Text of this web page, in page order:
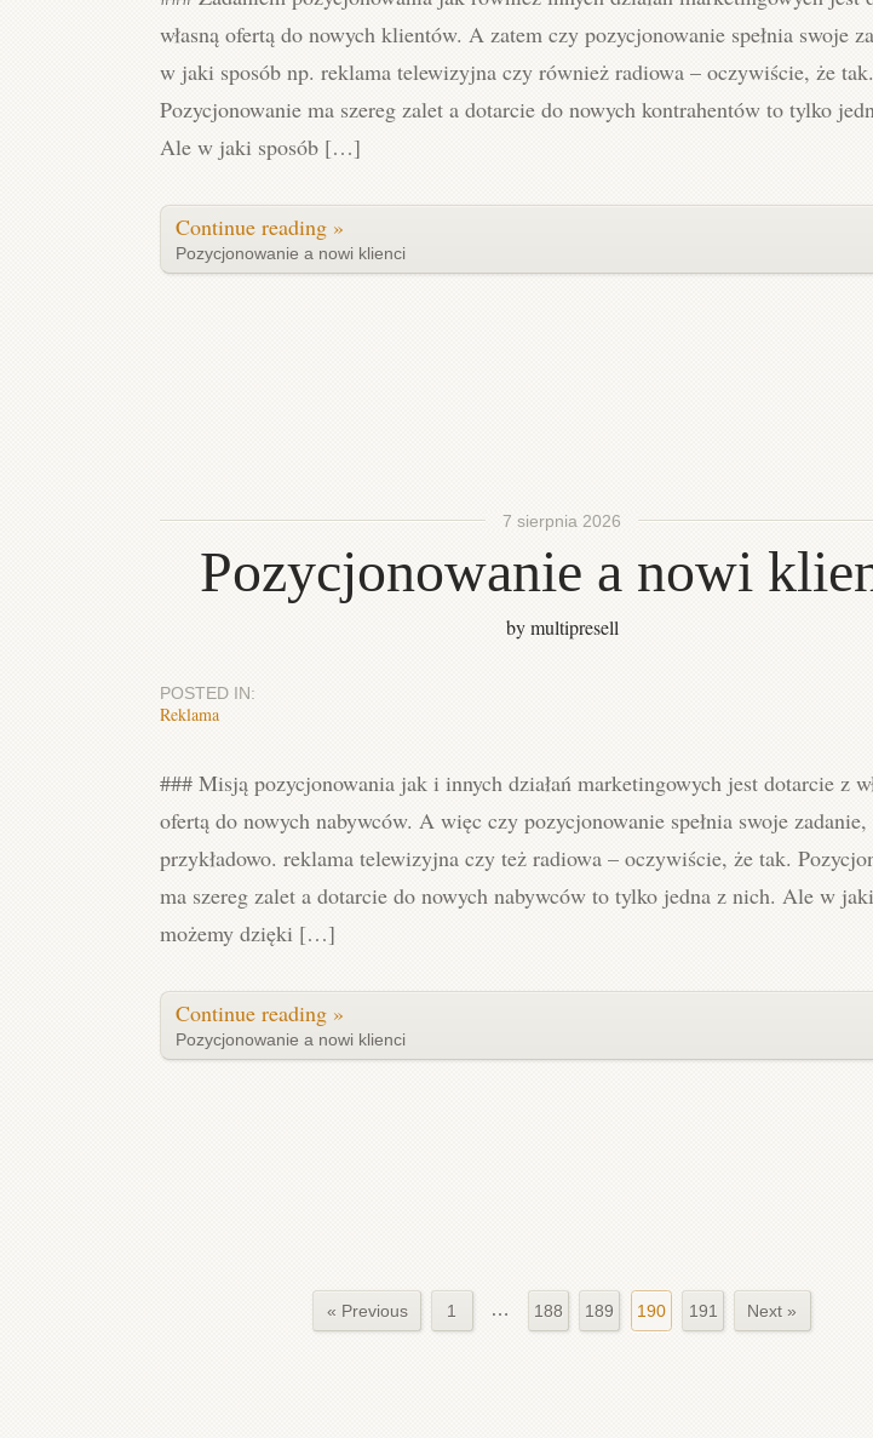
własną ofertą do nowych klientów. A zatem czy pozycjonowanie spełnia swoje
w jaki sposób np. reklama telewizyjna czy również radiowa – oczywiście, że tak.
Pozycjonowanie ma szereg zalet a dotarcie do nowych kontrahentów to tylko
Ale w jaki sposób […]
Continue reading »
Pozycjonowanie a nowi klienci
7 sierpnia 2026
Pozycjonowanie a nowi
by multipresell
POSTED IN:
Reklama
### Misją pozycjonowania jak i innych działań marketingowych jest dotarcie z
ofertą do nowych nabywców. A więc czy pozycjonowanie spełnia swoje
przykładowo. reklama telewizyjna czy też radiowa – oczywiście, że tak.
ma szereg zalet a dotarcie do nowych nabywców to tylko jedna z nich. Ale w
możemy dzięki […]
Continue reading »
Pozycjonowanie a nowi klienci
« Previous 1 … 188 189 190 191 Next »